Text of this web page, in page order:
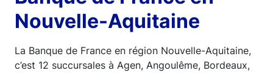
Nouvelle-Aquitaine
La Banque de France en région Nouvelle-Aquitaine,
c’est 12 succursales à Agen, Angoulême, Bordeaux,